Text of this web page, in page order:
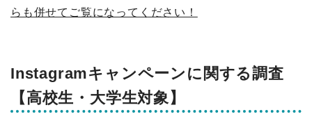
らも併せてご覧になってください！
Instagramキャンペーンに関する調査
【高校生・大学生対象】